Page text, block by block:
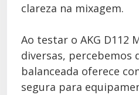
clareza na mixagem.
Ao testar o AKG D112
diversas, percebemos
balanceada oferece
segura para